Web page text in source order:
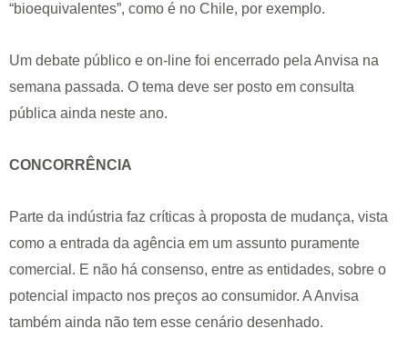
“bioequivalentes”, como é no Chile, por exemplo.
Um debate público e on-line foi encerrado pela Anvisa na
semana passada. O tema deve ser posto em consulta
pública ainda neste ano.
CONCORRÊNCIA
Parte da indústria faz críticas à proposta de mudança, vista
como a entrada da agência em um assunto puramente
comercial. E não há consenso, entre as entidades, sobre o
potencial impacto nos preços ao consumidor. A Anvisa
também ainda não tem esse cenário desenhado.